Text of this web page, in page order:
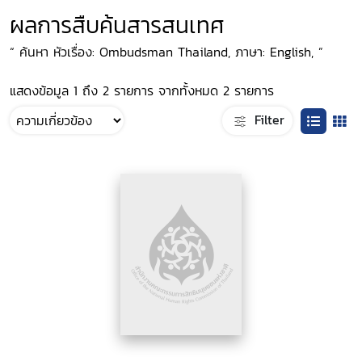
ผลการสืบค้นสารสนเทศ
“ ค้นหา หัวเรื่อง: Ombudsman Thailand, ภาษา: English, ”
แสดงข้อมูล 1 ถึง 2 รายการ จากทั้งหมด 2 รายการ
Filter